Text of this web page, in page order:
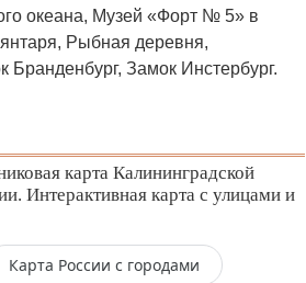
океана, Музей «Форт № 5» в
Рыбная деревня,
Замок Инстербург.
карта Калининградской
Интерактивная карта с улицами и
Карта России с городами